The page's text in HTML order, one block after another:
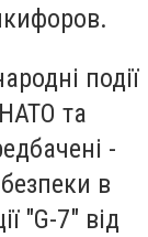
події
та
-
в
"G-7" від